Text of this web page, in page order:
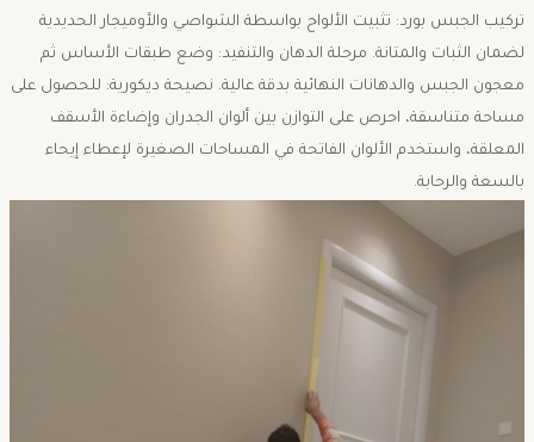
تركيب الجبس بورد: تثبيت الألواح بواسطة الشواصي والأوميجار الحديدية
لضمان الثبات والمتانة. ​مرحلة الدهان والتنفيد: وضع طبقات الأساس ثم
معجون الجبس والدهانات النهائية بدقة عالية. نصيحة ديكورية: للحصول على
مساحة متناسقة، احرص على التوازن بين ألوان الجدران وإضاءة الأسقف
المعلقة، واستخدم الألوان الفاتحة في المساحات الصغيرة لإعطاء إيحاء
بالسعة والرحابة.